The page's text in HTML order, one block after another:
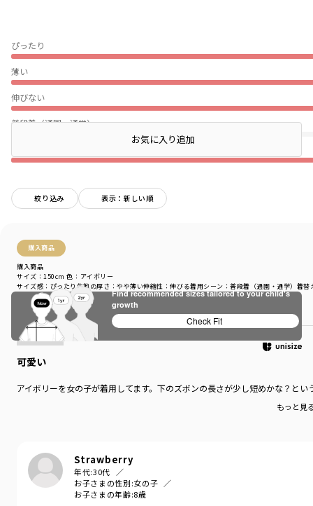
ぴったり
薄い
伸びない
普段着（通園・通学）
絞り込み 表示：新しい順
購入商品
購入商品
サイズ感 ：ぴったり 生地の厚さ ：やや薄い伸縮性 ：伸びる着用シーン ：普段着（通園・通学） 着替
サイズ：150cm 色：アイボリー
商品をチェックする＞
可愛い
アイボリーを女の子が着用してます。下のズボンの長さが少し短めかな？と
もっと見
Strawberry
年代:30代
お子さまの性別:女の子
お子さまの年齢:8歳
お気に入り追加
Find recommended sizes tailored to your child's
growth
Check Fit